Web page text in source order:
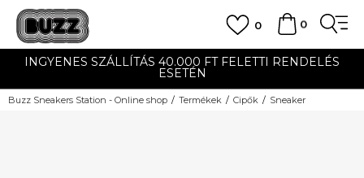
0
0
INGYENES SZÁLLÍTÁS 40.000 FT FELETTI RENDELÉS
ESETÉN
Buzz Sneakers Station - Online shop Termékek Cipők Sneaker